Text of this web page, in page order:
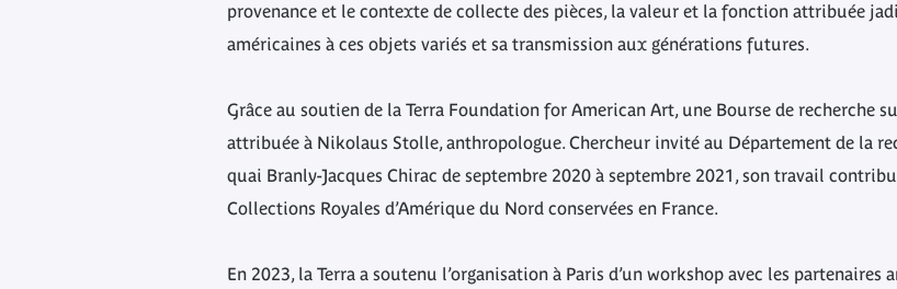
provenance et le contexte de collecte des pièces, la valeur et la fonction attribuée
américaines à ces objets variés et sa transmission aux générations futures.
Grâce au soutien de la Terra Foundation for American Art, une Bourse de recherche
attribuée à Nikolaus Stolle, anthropologue. Chercheur invité au Département de la
quai Branly-Jacques Chirac de septembre 2020 à septembre 2021, son travail
Collections Royales d’Amérique du Nord conservées en France.
En 2023, la Terra a soutenu l’organisation à Paris d’un workshop avec les partenaires